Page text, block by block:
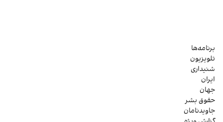
برنامه‌ها
تلویزیون
شنیداری
ایران
جهان
حقوق بشر
جاویدنامان